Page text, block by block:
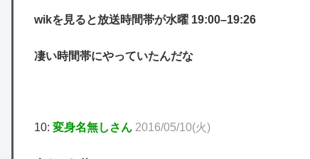
wikを見ると放送時間帯が水曜 19:00–19:26
凄い時間帯にやっていたんだな
10: 変身名無しさん 2016/05/10(火)